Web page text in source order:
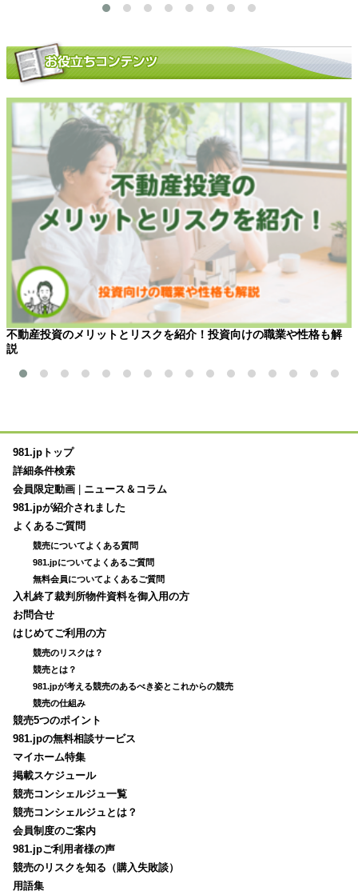
不動産投資のメリットとリスクを紹介！投資向けの職業や性格も解
説
981.jpトップ
詳細条件検索
会員限定動画
ニュース＆コラム
981.jpが紹介されました
よくあるご質問
競売についてよくある質問
981.jpについてよくあるご質問
無料会員についてよくあるご質問
入札終了裁判所物件資料を御入用の方
お問合せ
はじめてご利用の方
競売のリスクは？
競売とは？
981.jpが考える競売のあるべき姿とこれからの競売
競売の仕組み
競売5つのポイント
981.jpの無料相談サービス
マイホーム特集
掲載スケジュール
競売コンシェルジュ一覧
競売コンシェルジュとは？
会員制度のご案内
981.jpご利用者様の声
競売のリスクを知る（購入失敗談）
用語集